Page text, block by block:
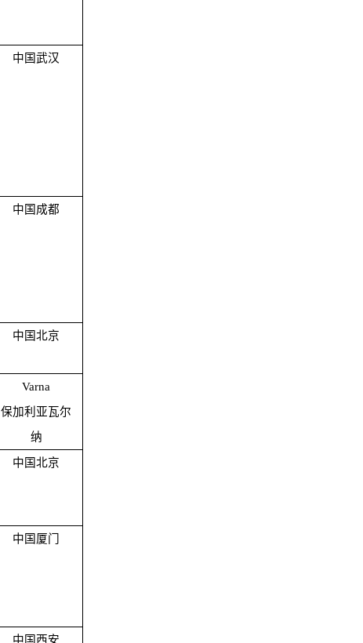
中国武汉
中国成都
中国北京
Varna
保加利亚瓦尔
纳
中国北京
中国厦门
中国西安